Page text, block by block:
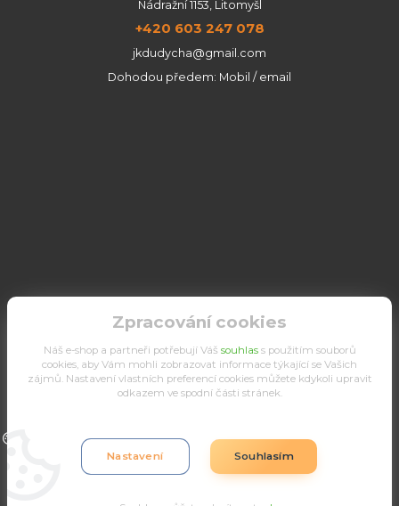
Nádražní 1153, Litomyšl
+420 603 247 078
jkdudycha@gmail.com
Dohodou předem: Mobil / email
Upravit sběr cookies.
Zpracování cookies
Náš e-shop a partneři potřebují Váš souhlass použitím souborů
cookies, aby Vám mohli zobrazovat informace týkající se Vašich
zájmů. Nastavení vlastních preferencí cookies můžete kdykoli upravit
odkazem ve spodní části stránek.
Nastavení Souhlasím